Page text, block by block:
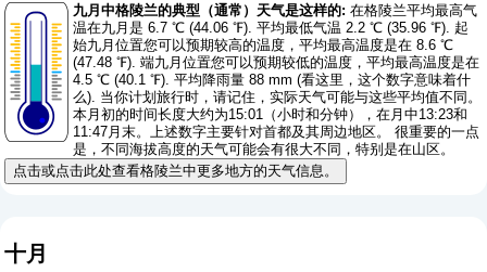
九月中格陵兰的典型（通常）天气是这样的: 在格陵兰平均最高气
温在九月是 6.7 ℃ (44.06 ℉). 平均最低气温 2.2 ℃ (35.96 ℉). 起
始九月位置您可以预期较高的温度，平均最高温度是在 8.6 ℃
(47.48 ℉). 端九月位置您可以预期较低的温度，平均最高温度是在
4.5 ℃ (40.1 ℉). 平均降雨量 88 mm (看这里，这个数字意味着什
么). 当你计划旅行时，请记住，实际天气可能与这些平均值不同。
本月初的时间长度大约为15:01（小时和分钟），在月中13:23和
11:47月末。上述数字主要针对首都及其周边地区。 很重要的一点
是，不同海拔高度的天气可能会有很大不同，特别是在山区。
点击或点击此处查看格陵兰中更多地方的天气信息。
十月